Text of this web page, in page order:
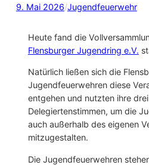
9. Mai 2026/Jugendfeuerwehr
Heute fand die
Flensburger Jugendring e.V.
Natürlich ließen sich die
Jugendfeuerwehren diese
entgehen und nutzten ihre drei
Delegiertenstimmen, um die
auch außerhalb des eigenen
mitzugestalten.
Die Jugendfeuerwehren